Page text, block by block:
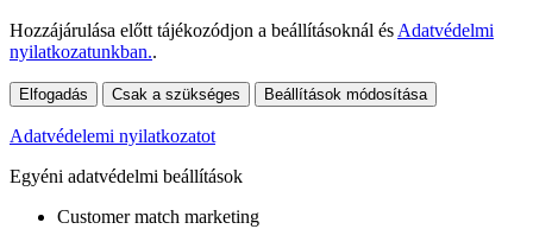
Hozzájárulása előtt tájékozódjon a beállításoknál ésAdatvédelmi
nyilatkozatunkban..
Elfogadás Csak a szükséges Beállítások módosítása
Adatvédelemi nyilatkozatot
Egyéni adatvédelmi beállítások
Customer match marketing